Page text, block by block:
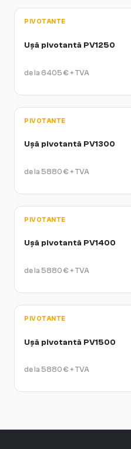
PIVOTANTE
Ușă pivotantă PV1250
de la 6405 € + TVA
PIVOTANTE
Ușă pivotantă PV1300
de la 5880 € + TVA
PIVOTANTE
Ușă pivotantă PV1400
de la 5880 € + TVA
PIVOTANTE
Ușă pivotantă PV1500
de la 5880 € + TVA